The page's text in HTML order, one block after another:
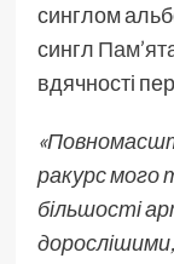
синглом
сингл
вдячності
ракурс мого
більшості